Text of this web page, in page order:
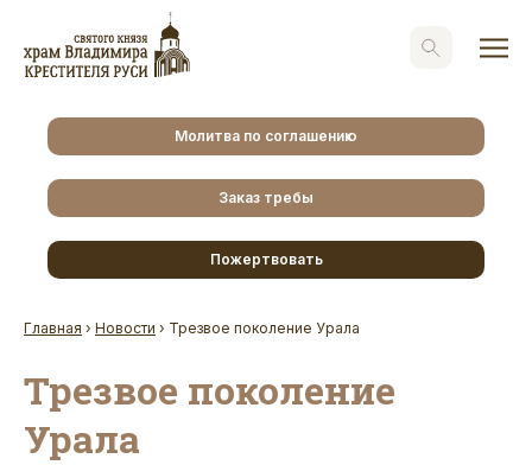
Молитва по соглашению
Заказ требы
Пожертвовать
Главная › Новости › Трезвое поколение Урала
Трезвое поколение
Урала